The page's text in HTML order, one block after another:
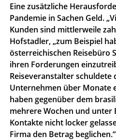
Eine zusätzliche
Pandemie in Sachen Geld.
Kunden sind mittlerweile
Hofstadler, „zum Beispiel
österreichischen Reisebüro
ihren Forderungen
Reiseveranstalter schuldete
Unternehmen über Monate
haben gegenüber dem
mehrere Wochen und unter
Kontakte nicht locker
Firma den Betrag beglichen.“